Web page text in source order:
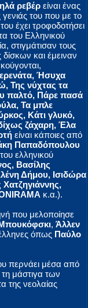
ρεβέρ είναι ένας
του που με το
έχει τροφοδοτήσει
του Ελληνικού
στιγμάτισαν τους
και έμειναν
Ήσυχα
Της νύχτας τα
παλτό, Πάρε πασά
Τα μπλε
Κάτι γλυκό,
ζάχαρη, Έλα
είναι κάποιες από
Παπαδόπουλου
ελληνικού
Βασίλης
Δήμου, Ισιδώρα
κ.α.).
που μελοποίησε
, Άλλεν
όπως Παύλο
περνάει μέσα από
μάστιγα των
της νεολαίας